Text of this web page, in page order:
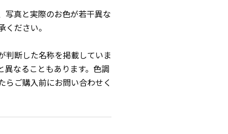
真と実際のお色が若干異な
ださい。
断した名称を掲載していま
異なることもあります。色調
らご購入前にお問い合わせく